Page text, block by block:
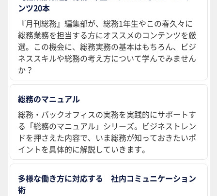
ンツ20本
『月刊総務』編集部が、総務1年生やこの春久々に
総務業務を担当する方にオススメのコンテンツを厳
選。この機会に、総務実務の基本はもちろん、ビジ
ネススキルや総務の考え方について学んでみません
か？
総務のマニュアル
総務・バックオフィスの実務を実践的にサポートす
る「総務のマニュアル」シリーズ。ビジネストレン
ドを押さえた内容で、いま総務が知っておきたいポ
イントを具体的に解説していきます。
多様な働き方に対応する 社内コミュニケーション
術